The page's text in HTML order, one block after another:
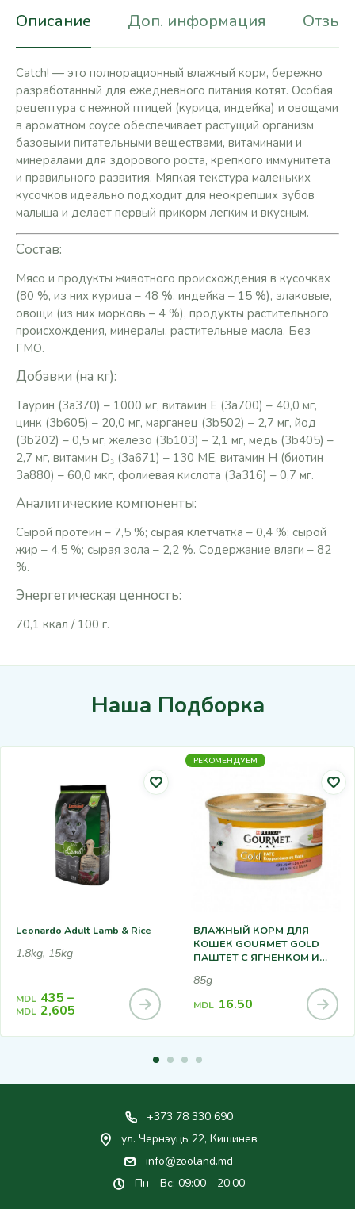
Описание Доп. информация
Catch! — это полнорационный влажный корм, бережно
разработанный для ежедневного питания котят. Особая
рецептура с нежной птицей (курица, индейка) и овощами
в ароматном соусе обеспечивает растущий организм
базовыми питательными веществами, витаминами и
минералами для здорового роста, крепкого иммунитета
и правильного развития. Мягкая текстура маленьких
кусочков идеально подходит для неокрепших зубов
малыша и делает первый прикорм легким и вкусным.
Состав:
Мясо и продукты животного происхождения в кусочках
(80 %, из них курица – 48 %, индейка – 15 %), злаковые,
овощи (из них морковь – 4 %), продукты растительного
происхождения, минералы, растительные масла. Без
ГМО.
Добавки (на кг):
Таурин (3а370) – 1000 мг, витамин Е (3a700) – 40,0 мг,
цинк (3b605) – 20,0 мг, марганец (3b502) – 2,7 мг, йод
(3b202) – 0,5 мг, железо (3b103) – 2,1 мг, медь (3b405) –
2,7 мг, витамин D₃ (3a671) – 130 МЕ, витамин Н (биотин
3a880) – 60,0 мкг, фолиевая кислота (3а316) – 0,7 мг.
Аналитические компоненты:
Сырой протеин – 7,5 %; сырая клетчатка – 0,4 %; сырой
жир – 4,5 %; сырая зола – 2,2 %. Содержание влаги – 82
%.
Энергетическая ценность:
70,1 ккал / 100 г.
Наша Подборка
Leonardo Adult Lamb & Rice
1.8kg, 15kg
MDL 435 –
MDL 2,605
РЕКОМЕНДУЕМ
ВЛАЖНЫЙ КОРМ ДЛЯ
КОШЕК GOURMET GOLD
ПАШТЕТ С ЯГНЕНКОМ И
85g
MDL 16.50
+373 78 330 690
ул. Чернэуць 22, Кишинев
info@zooland.md
Пн - Вс: 09:00 - 20:00